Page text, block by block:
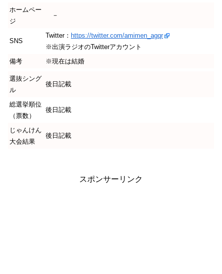
ホームペー
ジ
－
SNS
Twitter： https://twitter.com/amimen_agqr
※出演ラジオのTwitterアカウント
備考
※現在は結婚
選抜シング
ル
後日記載
総選挙順位
（票数）
後日記載
じゃんけん
大会結果
後日記載
スポンサーリンク